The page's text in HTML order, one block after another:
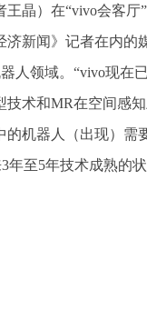
王晶）在“vivo会客
济新闻》记者在内的
人领域。“vivo现在
术和MR在空间感
的机器人（出现）需
年至5年技术成熟的